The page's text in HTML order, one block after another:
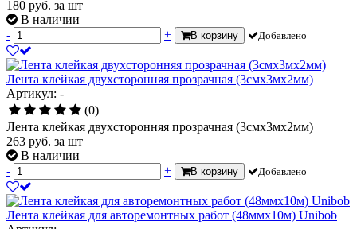
180 руб. за шт
В наличии
-
+ В корзину Добавлено
Лента клейкая двухсторонняя прозрачная (3смх3мх2мм)
Артикул: -
(0)
Лента клейкая двухсторонняя прозрачная (3смх3мх2мм)
263 руб. за шт
В наличии
-
+ В корзину Добавлено
Лента клейкая для авторемонтных работ (48ммх10м) Unibob